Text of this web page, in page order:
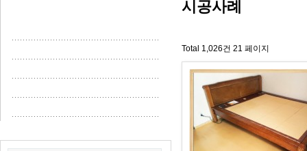
시공사례
Total 1,026건 21 페이지